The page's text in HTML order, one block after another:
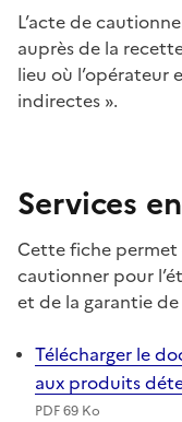
L’acte de
auprès de la
lieu où l’opérateur
indirectes ».
Services
Cette fiche permet
cautionner pour
et de la garantie
Télécharger le
aux produits
PDF 69 Ko